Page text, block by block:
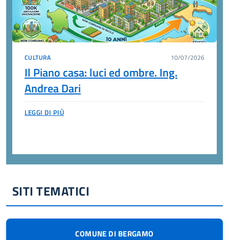
CULTURA 10/07/2026
Il Piano casa: luci ed ombre. Ing.
Andrea Dari
LEGGI DI PIÙ
SITI TEMATICI
COMUNE DI BERGAMO